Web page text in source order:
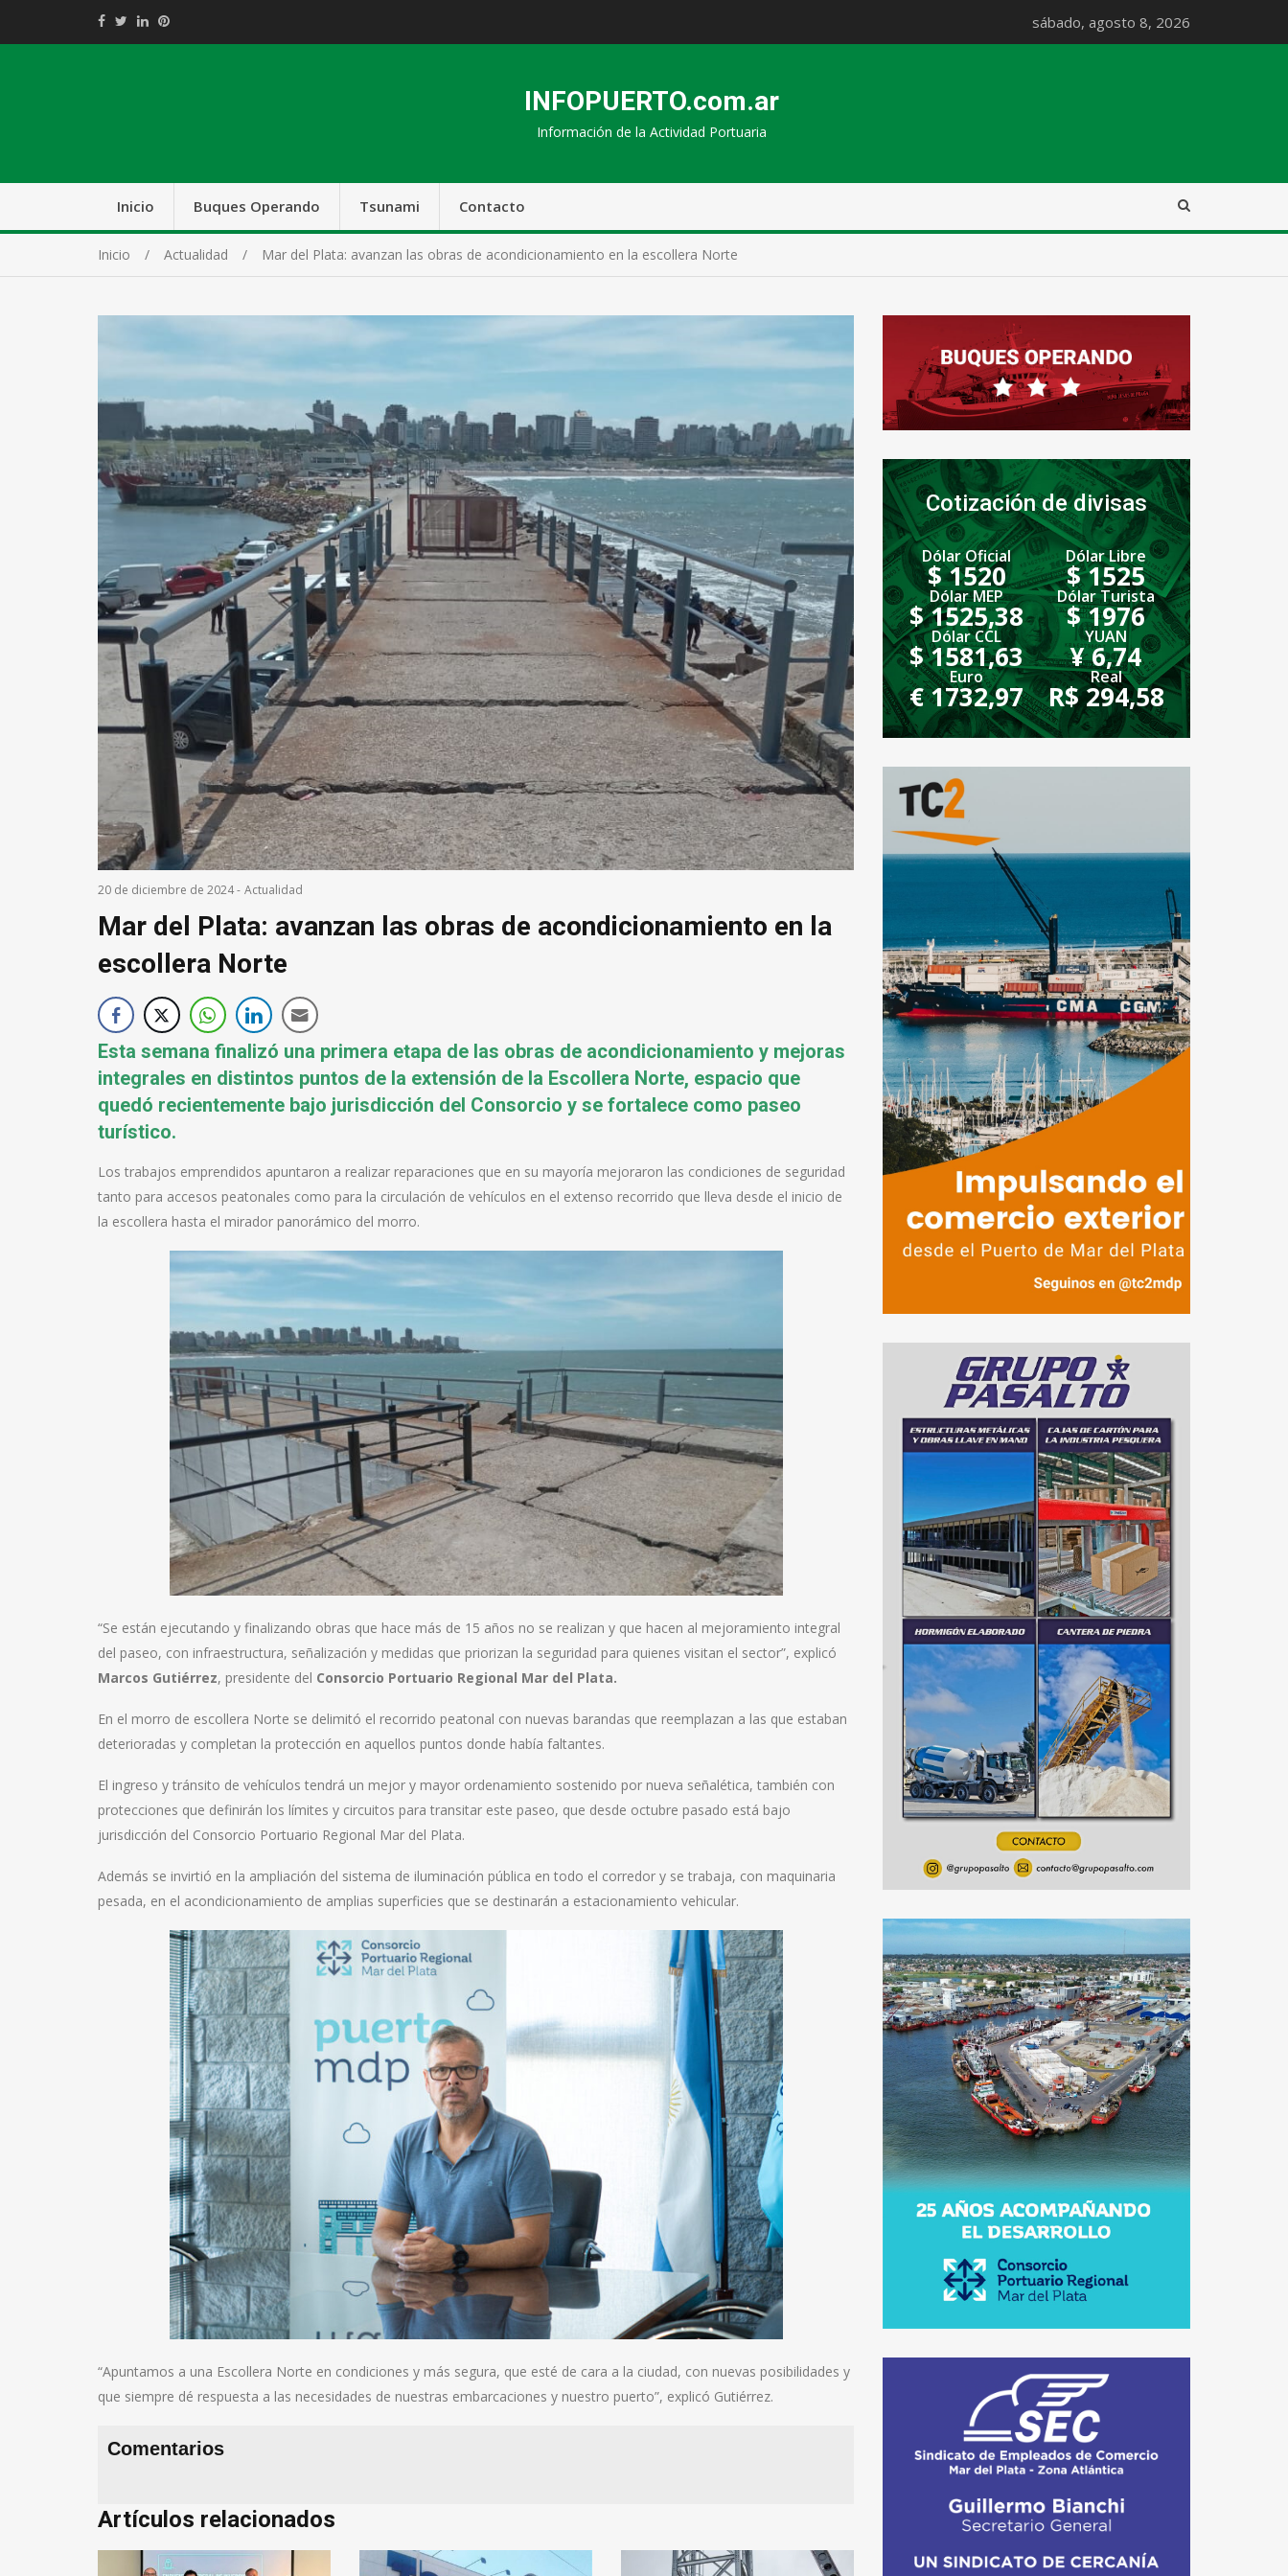
sábado, agosto 8, 2026
INFOPUERTO.com.ar
Información de la Actividad Portuaria
Inicio Buques Operando Tsunami Contacto
Inicio Actualidad Mar del Plata: avanzan las obras de acondicionamiento en la escollera Norte
20 de diciembre de 2024- Actualidad
Mar del Plata: avanzan las obras de acondicionamiento en la
escollera Norte
Esta semana finalizó una primera etapa de las obras de acondicionamiento y mejoras
integrales en distintos puntos de la extensión de la Escollera Norte, espacio que
quedó recientemente bajo jurisdicción del Consorcio y se fortalece como paseo
turístico.
Los trabajos emprendidos apuntaron a realizar reparaciones que en su mayoría mejoraron las condiciones de seguridad
tanto para accesos peatonales como para la circulación de vehículos en el extenso recorrido que lleva desde el inicio de
la escollera hasta el mirador panorámico del morro.
“Se están ejecutando y finalizando obras que hace más de 15 años no se realizan y que hacen al mejoramiento integral
del paseo, con infraestructura, señalización y medidas que priorizan la seguridad para quienes visitan el sector”, explicó
Marcos Gutiérrez, presidente del Consorcio Portuario Regional Mar del Plata.
En el morro de escollera Norte se delimitó el recorrido peatonal con nuevas barandas que reemplazan a las que estaban
deterioradas y completan la protección en aquellos puntos donde había faltantes.
El ingreso y tránsito de vehículos tendrá un mejor y mayor ordenamiento sostenido por nueva señalética, también con
protecciones que definirán los límites y circuitos para transitar este paseo, que desde octubre pasado está bajo
jurisdicción del Consorcio Portuario Regional Mar del Plata.
Además se invirtió en la ampliación del sistema de iluminación pública en todo el corredor y se trabaja, con maquinaria
pesada, en el acondicionamiento de amplias superficies que se destinarán a estacionamiento vehicular.
“Apuntamos a una Escollera Norte en condiciones y más segura, que esté de cara a la ciudad, con nuevas posibilidades y
que siempre dé respuesta a las necesidades de nuestras embarcaciones y nuestro puerto”, explicó Gutiérrez.
Comentarios
Artículos relacionados
Cotización de divisas
Dólar Oficial
$ 1520
Dólar Libre
$ 1525
Dólar MEP
$ 1525,38
Dólar Turista
$ 1976
Dólar CCL
$ 1581,63
YUAN
¥ 6,74
Euro
€ 1732,97
Real
R$ 294,58